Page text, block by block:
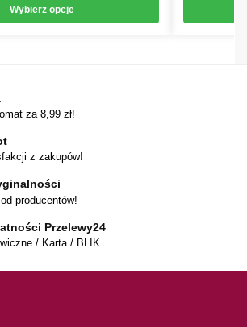
Wybierz opcje
za 8,99 zł!
z zakupów!
producentów!
Przelewy24
/ Karta / BLIK